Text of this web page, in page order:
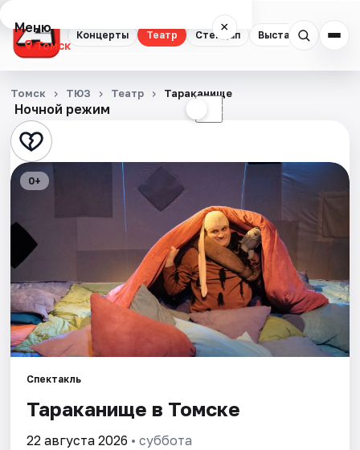
Концерты Театр Стендап Выставки
Меню ×
Томск
Концерты
Театр
Стендап
Квесты
Экскурсии
События
Площадки
Артисты
Ночной режим ☾
Томск ТЮЗ Театр Тараканище
0+
Спектакль
Тараканище в Томске
22 августа 2026 • суббота